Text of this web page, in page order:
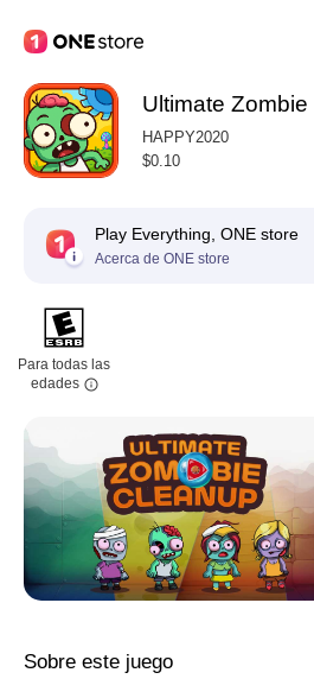
Ultimate
HAPPY2020
$0.10
Play Everything, ONE store
Acerca de ONE store
Para todas las
edades
Sobre este juego